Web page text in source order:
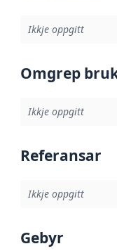
Ikkje oppgitt
Omgrep
Ikkje oppgitt
Referansar
Ikkje oppgitt
Gebyr